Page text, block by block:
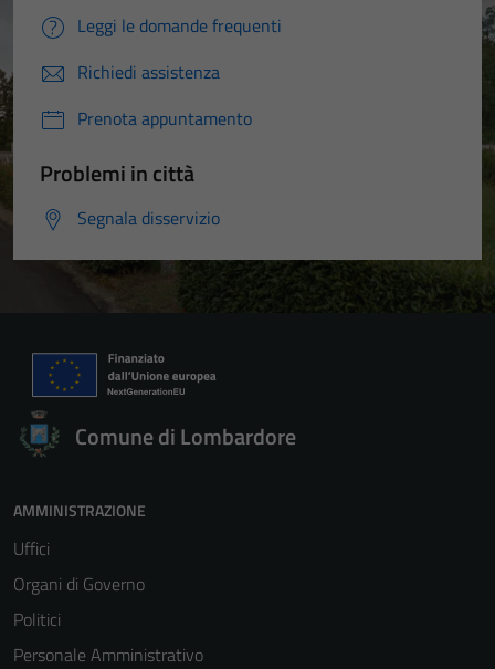
Leggi le domande frequenti
Richiedi assistenza
Prenota appuntamento
Problemi in città
Segnala disservizio
Comune di Lombardore
AMMINISTRAZIONE
Uffici
Organi di Governo
Politici
Personale Amministrativo